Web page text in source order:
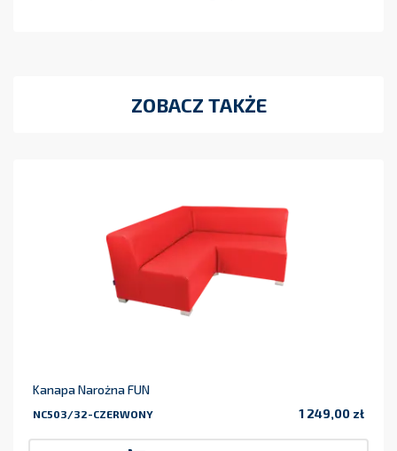
ZOBACZ TAKŻE
Kanapa Narożna FUN
NC503/32-CZERWONY 1 249,00 zł